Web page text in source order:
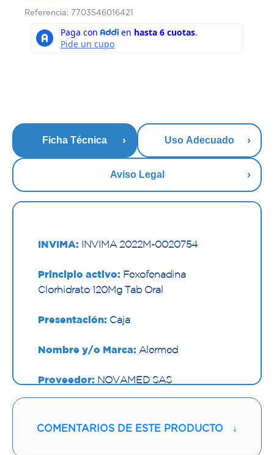
Referencia: 7703546016421
Ficha Técnica Uso Adecuado
Aviso Legal
INVIMA: INVIMA 2022M-0020754
Principio activo: Fexofenadina
Clorhidrato 120Mg Tab Oral
Presentación: Caja
Nombre y/o Marca: Alermed
Proveedor: NOVAMED SAS
COMENTARIOS DE ESTE PRODUCTO ↓